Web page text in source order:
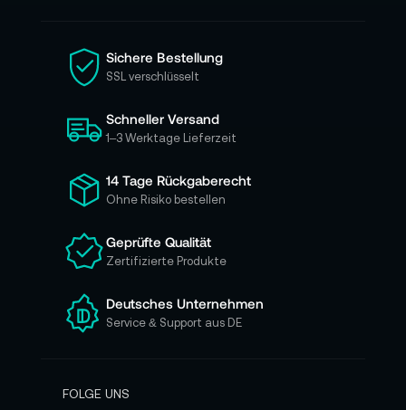
i
e
s
c
h
ü
r
u
e
e
n
N
s
Sichere Bestellung
SSL verschlüsselt
Schneller Versand
1–3 Werktage Lieferzeit
14 Tage Rückgaberecht
Ohne Risiko bestellen
Geprüfte Qualität
Zertifizierte Produkte
Deutsches Unternehmen
Service & Support aus DE
FOLGE UNS